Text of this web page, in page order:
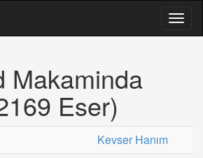
Makaminda
Eser)
Kevser Hanım